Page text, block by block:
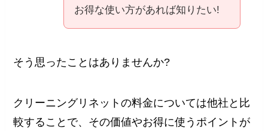
お得な使い方があれば知りたい!
そう思ったことはありませんか?
クリーニングリネットの料金については他社と比
較することで、その価値やお得に使うポイントが